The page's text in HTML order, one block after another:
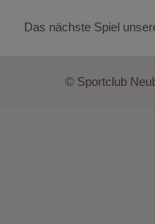
Das nächste Spiel
© Sportclub